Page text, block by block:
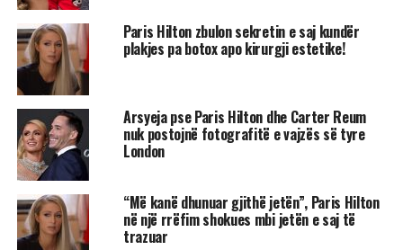
Paris Hilton zbulon sekretin e saj kundër
plakjes pa botox apo kirurgji estetike!
Arsyeja pse Paris Hilton dhe Carter Reum
nuk postojnë fotografitë e vajzës së tyre
London
“Më kanë dhunuar gjithë jetën”, Paris Hilton
në një rrëfim shokues mbi jetën e saj të
trazuar